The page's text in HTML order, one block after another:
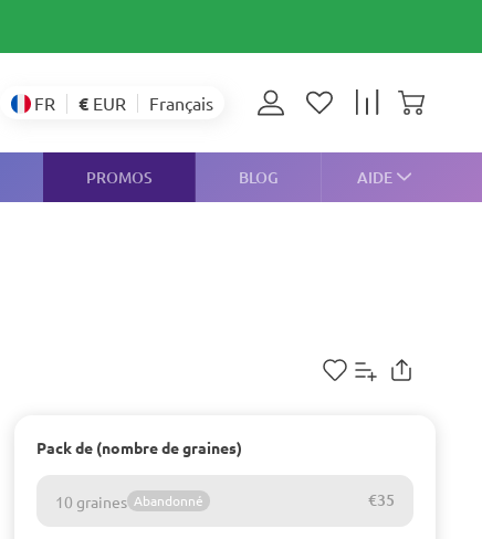
FR € EUR Français
PROMOS BLOG AIDE
Pack de (nombre de graines)
10 graines Abandonné €35